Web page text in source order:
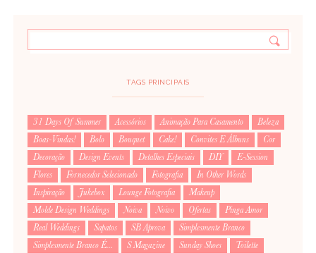
TAGS PRINCIPAIS
31 Days Of Summer Acessórios Animação Para Casamento
Beleza
Boas-Vindas!
Bolo Bouquet Cake! Convites E Álbuns
Cor
Decoração
Design Events Detalhes Especiais DIY
E-Session
Flores
Fornecedor Selecionado Fotografia
In Other Words
Inspiração
Jukebox Lounge Fotografia
Makeup
Molde Design Weddings
Noiva Noivo Ofertas
Pinga Amor
Real Weddings
Sapatos SB Aprova
Simplesmente Branco
Simplesmente Branco É...
S Magazine Sunday Shoes
Toilette